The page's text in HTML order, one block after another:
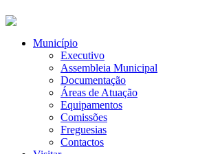
Município
Executivo
Assembleia Municipal
Documentação
Áreas de Atuação
Equipamentos
Comissões
Freguesias
Contactos